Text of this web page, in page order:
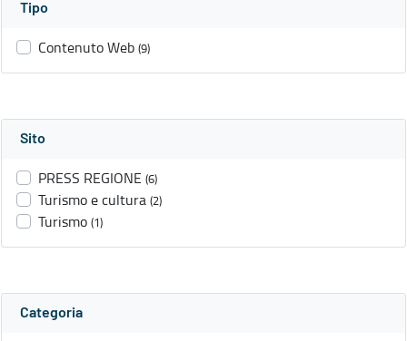
Tipo
Contenuto Web (9)
Sito
PRESS REGIONE (6)
Turismo e cultura (2)
Turismo (1)
Categoria